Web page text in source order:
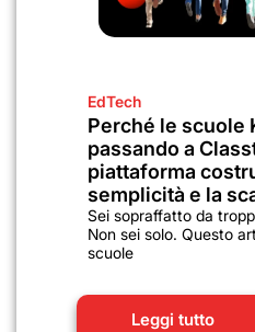
EdTech
Perché le scuole
passando a
piattaforma
semplicità e la
Sei sopraffatto da
Non sei solo. Questo
scuole
Leggi tutto